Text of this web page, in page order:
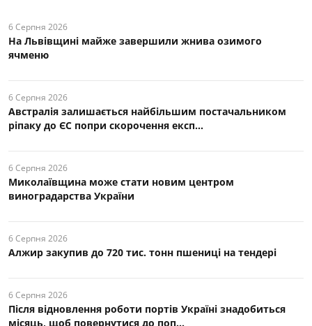
6 Серпня 2026
На Львівщині майже завершили жнива озимого
ячменю
6 Серпня 2026
Австралія залишається найбільшим постачальником
ріпаку до ЄС попри скорочення експ...
6 Серпня 2026
Миколаївщина може стати новим центром
виноградарства України
6 Серпня 2026
Алжир закупив до 720 тис. тонн пшениці на тендері
6 Серпня 2026
Після відновлення роботи портів Україні знадобиться
місяць, щоб повернутися до поп...